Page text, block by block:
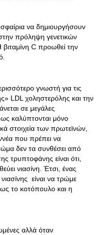
να δημιουργήσουν
πρόληψη γενετικών
C προωθεί την
γνωστή για τις
LDL χοληστερόλης και την
σε μεγάλες
καλύπτονται μόνο
στοιχεία των πρωτεϊνών,
που πρέπει να
δεν τα συνθέσει από
τρυπτοφάνης είναι ότι,
νιασίνη. Έτσι, ένας
είναι να τρώμε
το κοτόπουλο και η
αλλά όταν